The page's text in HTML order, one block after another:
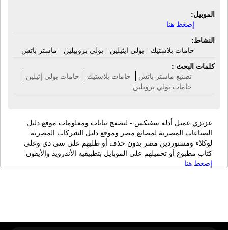
الموبيل:
إضغط هنا
النشاط:
خامات بلاستيك - بولى ايثيلين - بولى بروبيلين - ماستر باتش
كلمات البحث :
تصنيع ماستر باتش
خامات بلاستيك
خامات بولي إثيلين
خامات بولي بروبلين
عزيزي عميل أدلة سفنكس - لتصفح بيانات ومعلومات موقع دليل
الصناعات المصرية لمصانع مصر وموقع دليل الشركات المصرية
لوكلاء ومستوردين مصر بدون حذف أو طلبهم على سى دى وعلى
كتاب مطبوع أو تحميلهم على الموبايل بتطبيقيه الأندرويد والأيفون
إضغط هنا